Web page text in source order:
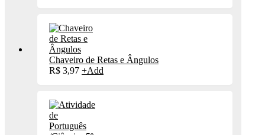
Chaveiro de Retas e Ângulos
R$ 3,97 +Add